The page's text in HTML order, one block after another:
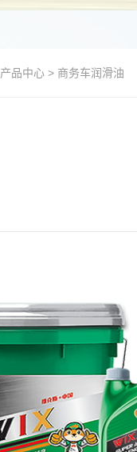
产品中心 > 商务车润滑油